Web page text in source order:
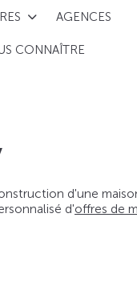
AGENCES
CONNAÎTRE
d'une
d'offres de